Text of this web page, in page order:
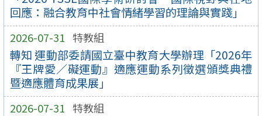
回應：融合教育中社會情緒學習的理論與實踐」
2026-07-31 特教組
轉知 運動部委請國立臺中教育大學辦理「2026年
『王牌愛／礙運動』適應運動系列徵選頒獎典禮
暨適應體育成果展」
2026-07-31 特教組